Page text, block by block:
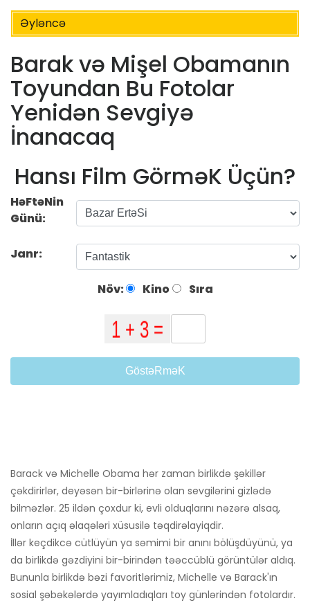
Əyləncə
Barak və Mişel Obamanın
Toyundan Bu Fotolar
Yenidən Sevgiyə
İnanacaq
Hansı Film GörməK Üçün?
HəFtəNin
Günü:
Janr:
Növ: Kino Sıra
GöstəRməK
Barack və Michelle Obama hər zaman birlikdə şəkillər
çəkdirirlər, deyəsən bir-birlərinə olan sevgilərini gizlədə
bilməzlər. 25 ildən çoxdur ki, evli olduqlarını nəzərə alsaq,
onların açıq əlaqələri xüsusilə təqdirəlayiqdir.
İllər keçdikcə cütlüyün ya səmimi bir anını bölüşdüyünü, ya
da birlikdə gəzdiyini bir-birindən təəccüblü görüntülər aldıq.
Bununla birlikdə bəzi favoritlərimiz, Michelle və Barack'ın
sosial şəbəkələrdə yayımladıqları toy günlərindən fotolardır.